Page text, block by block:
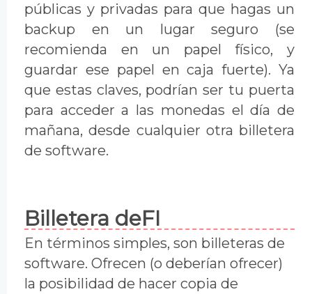
públicas y privadas para que hagas un
backup en un lugar seguro (se
recomienda en un papel físico, y
guardar ese papel en caja fuerte). Ya
que estas claves, podrían ser tu puerta
para acceder a las monedas el día de
mañana, desde cualquier otra billetera
de software.
Billetera deFI
En términos simples, son billeteras de
software. Ofrecen (o deberían ofrecer)
la posibilidad de hacer copia de